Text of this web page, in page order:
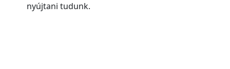
nyújtani tudunk.